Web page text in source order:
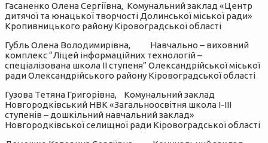
Гасаненко Олена Сергіївна, Комунальний заклад «Центр
дитячої та юнацької творчості Долинської міської ради»
Кропивницького району Кіровоградської області
Губль Олена Володимирівна, Навчально – виховний
комплекс “Ліцей інформаційних технологій –
спеціалізована школа ІІ ступеня” Олександрійської міської
ради Олександрійського району Кіровоградської області
Гузова Тетяна Григорівна, Комунальний заклад
Новгородківський НВК «Загальноосвітня школа І-ІІІ
ступенів – дошкільний навчальний заклад»
Новгородківської селищної ради Кіровоградської області